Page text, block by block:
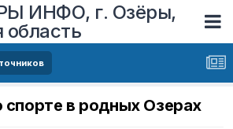
ИНФО, г. Озёры,
область
в родных Озерах